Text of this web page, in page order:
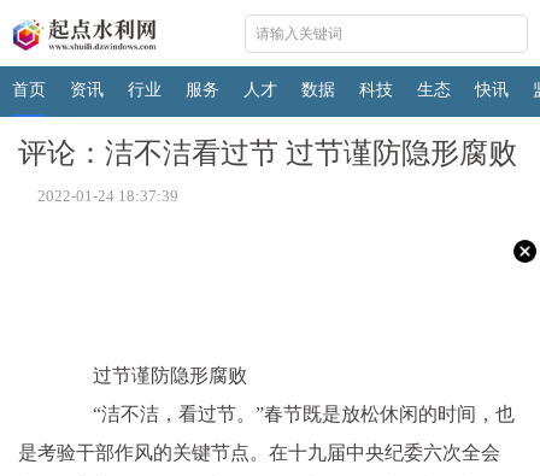
首页 资讯 行业 服务 人才 数据 科技 生态 快讯
评论：洁不洁看过节 过节谨防隐形腐败
2022-01-24 18:37:39
过节谨防隐形腐败
“洁不洁，看过节。”春节既是放松休闲的时间，也
是考验干部作风的关键节点。在十九届中央纪委六次全会